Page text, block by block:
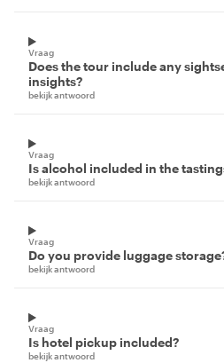
Vraag
Does the tour include any
insights?
bekijk antwoord
Vraag
Is alcohol included in the
bekijk antwoord
Vraag
Do you provide luggage
bekijk antwoord
Vraag
Is hotel pickup included?
bekijk antwoord